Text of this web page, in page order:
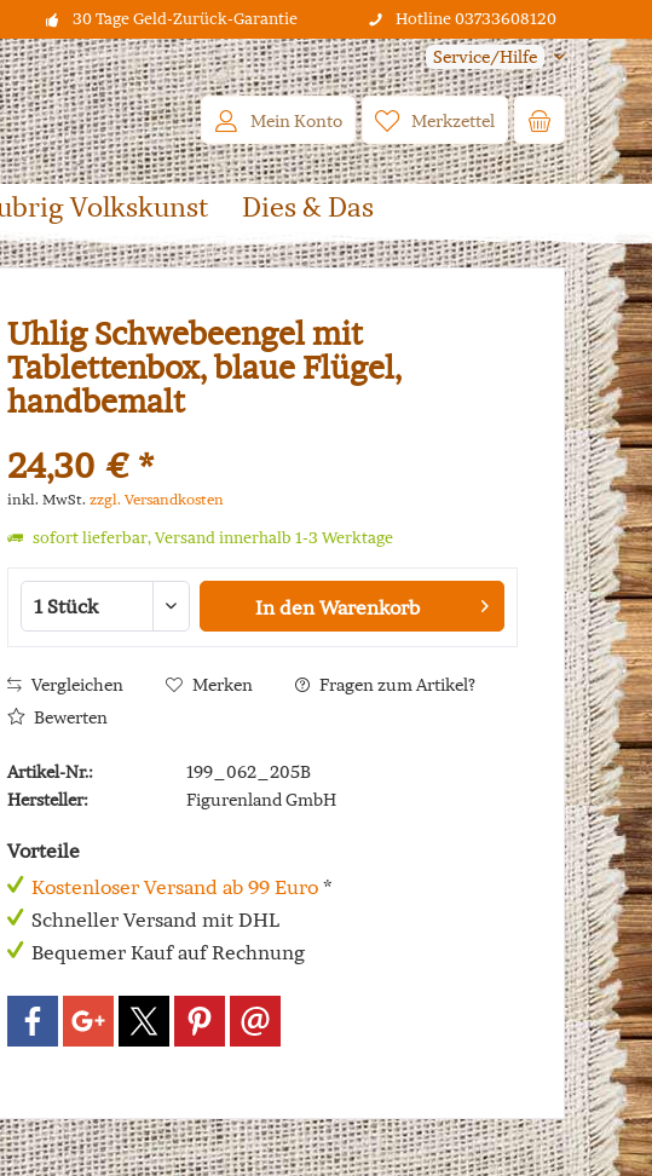
30 Tage Geld-Zurück-Garantie Hotline 03733608120
Service/Hilfe
Merkzettel
Mein Konto
Volkskunst Dies & Das
Uhlig Schwebeengel mit
Tablettenbox, blaue Flügel,
handbemalt
24,30 € *
inkl. MwSt. zzgl. Versandkosten
sofort lieferbar, Versand innerhalb 1-3 Werktage
In den Warenkorb
Vergleichen Merken
Fragen zum Artikel?
Bewerten
Artikel-Nr.:
199_062_205B
Hersteller:
Figurenland GmbH
Vorteile
Kostenloser Versand ab 99 Euro*
Schneller Versand mit DHL
Bequemer Kauf auf Rechnung